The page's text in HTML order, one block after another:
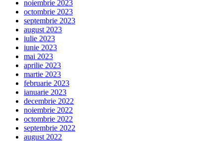
noiembrie 2023
octombrie 2023
septembrie 2023
august 2023
iulie 2023
iunie 2023
mai 2023
aprilie 2023
martie 2023
februarie 2023
ianuarie 2023
decembrie 2022
noiembrie 2022
octombrie 2022
septembrie 2022
august 2022